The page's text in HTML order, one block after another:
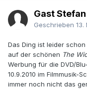
Gast
Geschrieben 13.
Das Ding ist leider
auf der schönen The
Werbung für die DVD/
10.9.2010 im Filmmusik-
immer noch nicht das